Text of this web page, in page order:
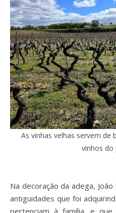
As vinhas velhas servem de
vinhos
Na decoração da adega,
antiguidades que foi
pertenciam à família, e